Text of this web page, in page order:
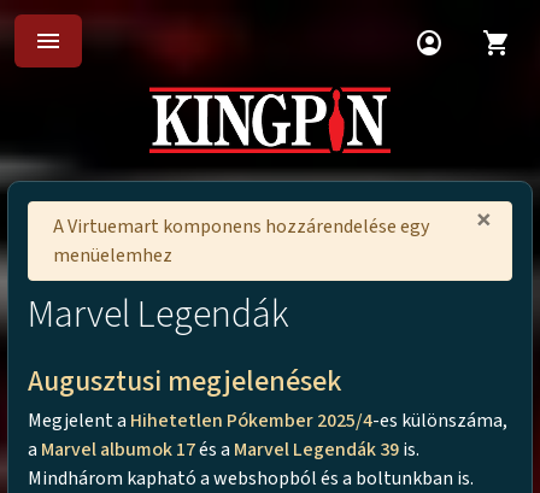
menu account_circle shopping_cart
×
A Virtuemart komponens hozzárendelése egy
menüelemhez
Marvel Legendák
Augusztusi megjelenések
Megjelent a Hihetetlen Pókember 2025/4-es különszáma,
a Marvel albumok 17és a Marvel Legendák 39is.
Mindhárom kapható a webshopból és a boltunkban is.